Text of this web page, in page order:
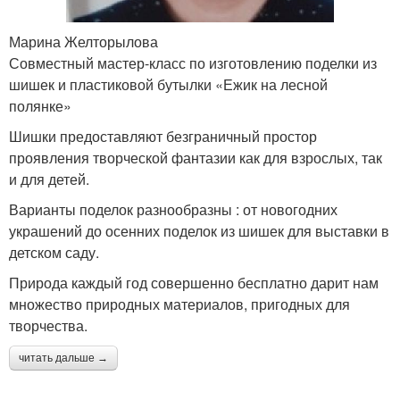
Марина Желторылова
Совместный мастер-класс по изготовлению поделки из
шишек и пластиковой бутылки «Ежик на лесной
полянке»
Шишки предоставляют безграничный простор
проявления творческой фантазии как для взрослых, так
и для детей.
Варианты поделок разнообразны : от новогодних
украшений до осенних поделок из шишек для выставки в
детском саду.
Природа каждый год совершенно бесплатно дарит нам
множество природных материалов, пригодных для
творчества.
читать дальше →